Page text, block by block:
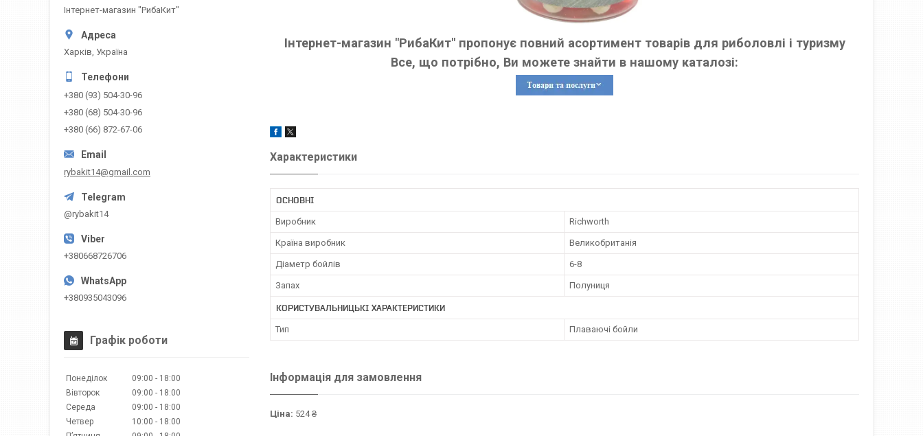
Інтернет-магазин "РибаКит" пропонує повний асортимент товарів для риболовлі і туризму
Все, що потрібно, Ви можете знайти в нашому каталозі:
Характеристики
ОСНОВНІ
Виробник Richworth
Країна виробник Великобританія
Діаметр бойлів 6-8
Запах Полуниця
КОРИСТУВАЛЬНИЦЬКІ ХАРАКТЕРИСТИКИ
Тип Плаваючі бойли
Інформація для замовлення
Ціна: 524 ₴
Інтернет-магазин "РибаКит"
Харків, Україна
+380 (93) 504-30-96
+380 (68) 504-30-96
+380 (66) 872-67-06
rybakit14@gmail.com
@rybakit14
+380668726706
+380935043096
Графік роботи
Понеділок 09:00
18:00
Вівторок
09:00
18:00
Середа
09:00
18:00
Четвер
10:00
18:00